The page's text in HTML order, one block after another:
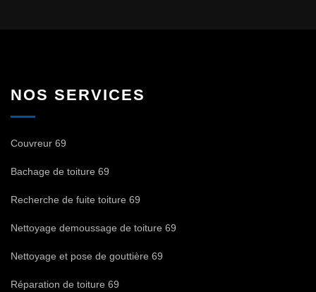
NOS SERVICES
Couvreur 69
Bachage de toiture 69
Recherche de fuite toiture 69
Nettoyage demoussage de toiture 69
Nettoyage et pose de gouttière 69
Réparation de toiture 69